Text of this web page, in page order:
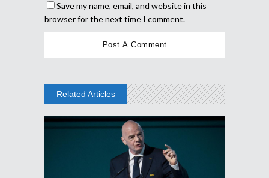
Save my name, email, and website in this
browser for the next time I comment.
Related Articles